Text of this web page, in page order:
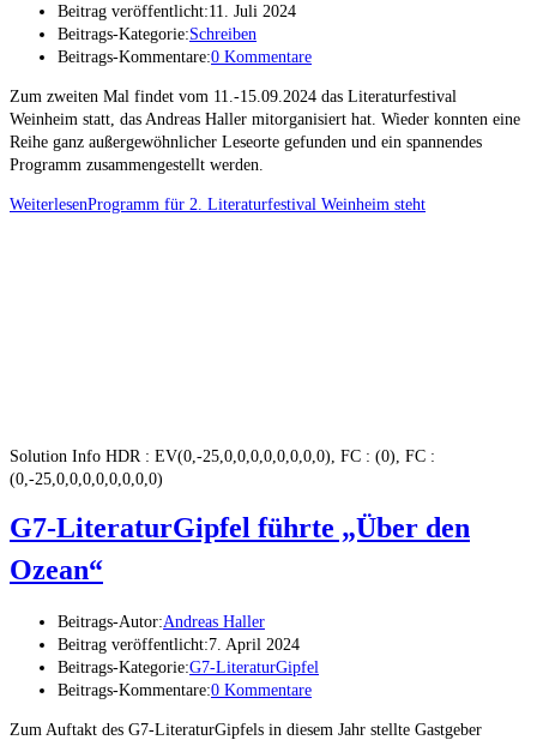
Beitrag veröffentlicht:11. Juli 2024
Beitrags-Kategorie:Schreiben
Beitrags-Kommentare:0 Kommentare
Zum zweiten Mal findet vom 11.-15.09.2024 das Literaturfestival
Weinheim statt, das Andreas Haller mitorganisiert hat. Wieder konnten eine
Reihe ganz außergewöhnlicher Leseorte gefunden und ein spannendes
Programm zusammengestellt werden.
WeiterlesenProgramm für 2. Literaturfestival Weinheim steht
Solution Info HDR : EV(0,-25,0,0,0,0,0,0,0,0), FC : (0), FC :
(0,-25,0,0,0,0,0,0,0,0)
G7-LiteraturGipfel führte „Über den
Ozean“
Beitrags-Autor:Andreas Haller
Beitrag veröffentlicht:7. April 2024
Beitrags-Kategorie:G7-LiteraturGipfel
Beitrags-Kommentare:0 Kommentare
Zum Auftakt des G7-LiteraturGipfels in diesem Jahr stellte Gastgeber